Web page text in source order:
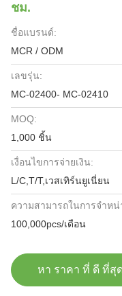
ชม.
ชื่อแบรนด์:
MCR / ODM
เลขรุ่น:
MC-02400- MC-02410
MOQ:
1,000 ชิ้น
เงื่อนไขการจ่ายเงิน:
L/C,T/T,เวสเทิร์นยูเนี่ยน
ความสามารถในการจําหน่
100,000pcs/เดือน
หา ราคา ที่ ดี ที่สุ